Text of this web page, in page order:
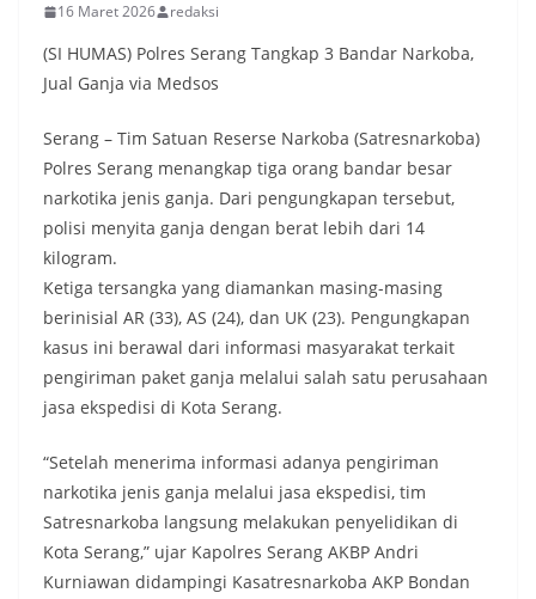
16 Maret 2026 redaksi
(SI HUMAS) Polres Serang Tangkap 3 Bandar Narkoba,
Jual Ganja via Medsos
Serang – Tim Satuan Reserse Narkoba (Satresnarkoba)
Polres Serang menangkap tiga orang bandar besar
narkotika jenis ganja. Dari pengungkapan tersebut,
polisi menyita ganja dengan berat lebih dari 14
kilogram.
Ketiga tersangka yang diamankan masing-masing
berinisial AR (33), AS (24), dan UK (23). Pengungkapan
kasus ini berawal dari informasi masyarakat terkait
pengiriman paket ganja melalui salah satu perusahaan
jasa ekspedisi di Kota Serang.
“Setelah menerima informasi adanya pengiriman
narkotika jenis ganja melalui jasa ekspedisi, tim
Satresnarkoba langsung melakukan penyelidikan di
Kota Serang,” ujar Kapolres Serang AKBP Andri
Kurniawan didampingi Kasatresnarkoba AKP Bondan